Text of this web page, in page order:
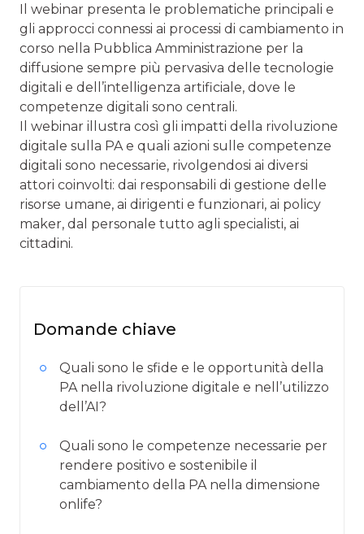
Il webinar presenta le problematiche principali e
gli approcci connessi ai processi di cambiamento in
corso nella Pubblica Amministrazione per la
diffusione sempre più pervasiva delle tecnologie
digitali e dell’intelligenza artificiale, dove le
competenze digitali sono centrali.
Il webinar illustra così gli impatti della rivoluzione
digitale sulla PA e quali azioni sulle competenze
digitali sono necessarie, rivolgendosi ai diversi
attori coinvolti: dai responsabili di gestione delle
risorse umane, ai dirigenti e funzionari, ai policy
maker, dal personale tutto agli specialisti, ai
cittadini.
Domande chiave
Quali sono le sfide e le opportunità della
PA nella rivoluzione digitale e nell’utilizzo
dell’AI?
Quali sono le competenze necessarie per
rendere positivo e sostenibile il
cambiamento della PA nella dimensione
onlife?